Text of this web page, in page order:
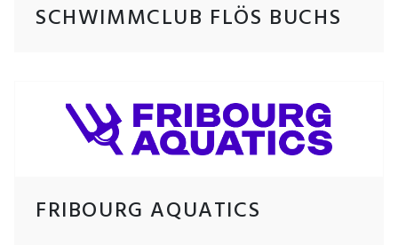
SCHWIMMCLUB FLÖS BUCHS
FRIBOURG AQUATICS